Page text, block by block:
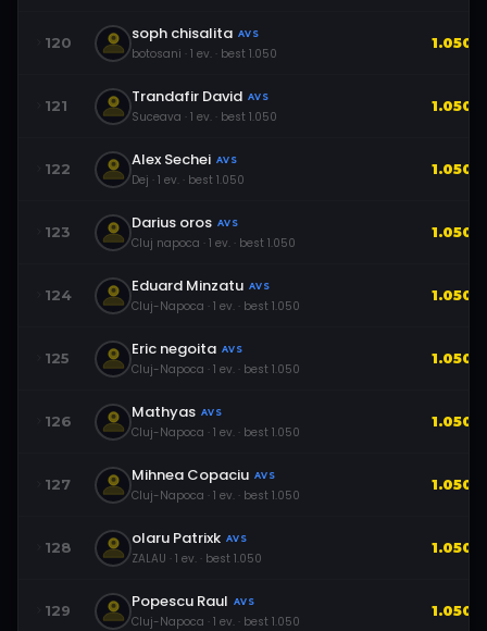
120 soph chisalita AVS
botosani · 1 ev. · best 1.050
1.050
121 Trandafir David AVS
Suceava · 1 ev. · best 1.050
1.050
122 Alex Sechei AVS
Dej · 1 ev. · best 1.050
1.050
123 Darius oros AVS
Cluj napoca · 1 ev. · best 1.050
1.050
124 Eduard Minzatu AVS
Cluj-Napoca · 1 ev. · best 1.050
1.050
125 Eric negoita AVS
Cluj-Napoca · 1 ev. · best 1.050
1.050
126 Mathyas AVS
Cluj-Napoca · 1 ev. · best 1.050
1.050
127 Mihnea Copaciu AVS
Cluj-Napoca · 1 ev. · best 1.050
1.050
128 olaru Patrixk AVS
ZALAU · 1 ev. · best 1.050
1.050
129 Popescu Raul AVS
Cluj-Napoca · 1 ev. · best 1.050
1.050